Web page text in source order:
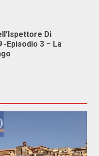
Di
-Episodio 3 – La